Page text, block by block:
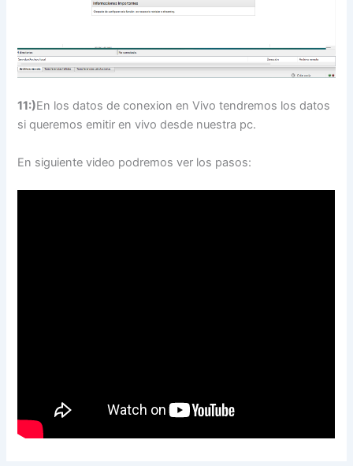
11:)En los datos de conexion en Vivo tendremos los datos
si queremos emitir en vivo desde nuestra pc.
En siguiente video podremos ver los pasos: